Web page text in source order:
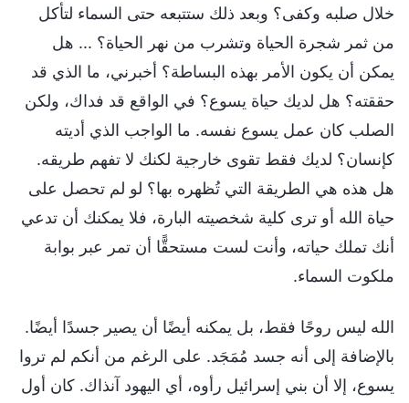
خلال صلبه وكفى؟ وبعد ذلك ستتبعه حتى السماء لتأكل
من ثمر شجرة الحياة وتشرب من نهر الحياة؟ ... هل
يمكن أن يكون الأمر بهذه البساطة؟ أخبرني، ما الذي قد
حققته؟ هل لديك حياة يسوع؟ في الواقع قد فداك، ولكن
الصلب كان عمل يسوع نفسه. ما الواجب الذي أديته
كإنسان؟ لديك فقط تقوى خارجية لكنك لا تفهم طريقه.
هل هذه هي الطريقة التي تُظهره بها؟ لو لم تحصل على
حياة الله أو ترى كلية شخصيته البارة، فلا يمكنك أن تدعي
أنك تملك حياته، وأنت لست مستحقًّا أن تمر عبر بوابة
ملكوت السماء.
الله ليس روحًا فقط، بل يمكنه أيضًا أن يصير جسدًا أيضًا.
بالإضافة إلى أنه جسد مُمَجَد. على الرغم من أنكم لم تروا
يسوع، إلا أن بني إسرائيل رأوه، أي اليهود آنذاك. كان أول